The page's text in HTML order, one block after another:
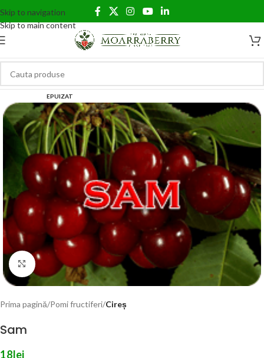
Skip to navigation
Skip to main content
EPUIZAT
Click to enlarge
Prima pagină Pomi fructiferi Cireș
Sam
18lei